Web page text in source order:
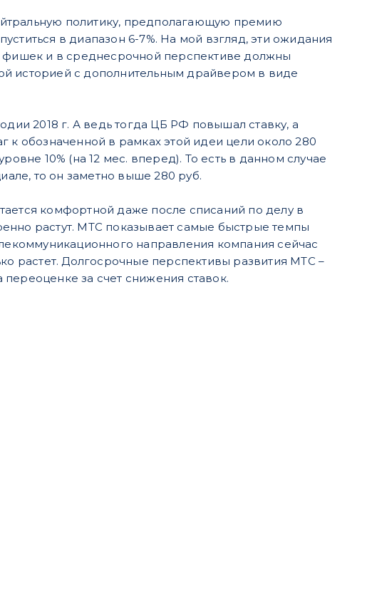
политику, предполагающую премию
в диапазон 6-7%. На мой взгляд, эти ожидания
и в среднесрочной перспективе должны
историей с дополнительным драйвером в виде
2018 г. А ведь тогда ЦБ РФ повышал ставку, а
обозначенной в рамках этой идеи цели около 280
10% (на 12 мес. вперед). То есть в данном случае
то он заметно выше 280 руб.
комфортной даже после списаний по делу в
растут. МТС показывает самые быстрые темпы
направления компания сейчас
растет. Долгосрочные перспективы развития МТС –
за счет снижения ставок.